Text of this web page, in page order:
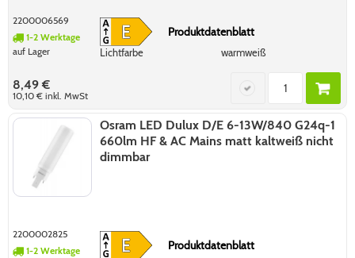
2200006569
1-2 Werktage
auf Lager
Produktdatenblatt
Lichtfarbe warmweiß
8,49 €
10,10 €inkl. MwSt
Osram LED Dulux D/E 6-13W/840 G24q-1
660lm HF & AC Mains matt kaltweiß nicht
dimmbar
2200002825
1-2 Werktage
Produktdatenblatt